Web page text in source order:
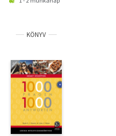
KÖNYV